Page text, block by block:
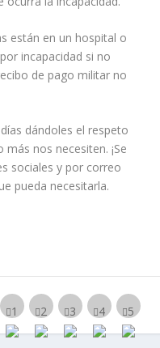
están en un hospital o
incapacidad si no
de pago militar no
dándoles el respeto
nos necesiten. ¡Se
sociales y por correo
pueda necesitarla.